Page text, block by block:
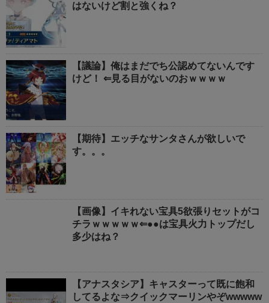
はないけど割と強くね？
【議論】俺はまだでち公認めてないんです
けど！ ⇐見る目がないのおｗｗｗｗ
【期待】エッチなサンタさんが欲しいで
す。。。
【画像】イキれない宝具5欲張りセットがコ
チラｗｗｗｗｗ⇐●●は宝具火力トップだし
多少はね？
【アナスタシア】キャスターって既に飽和
してるよな⇒クイックマーリンやぞwwwww